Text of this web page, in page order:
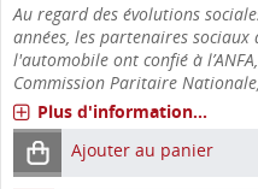
Au regard des évolutions
années, les partenaires sociaux
l'automobile ont confié à
Commission Paritaire
Plus d'information...
Ajouter au panier